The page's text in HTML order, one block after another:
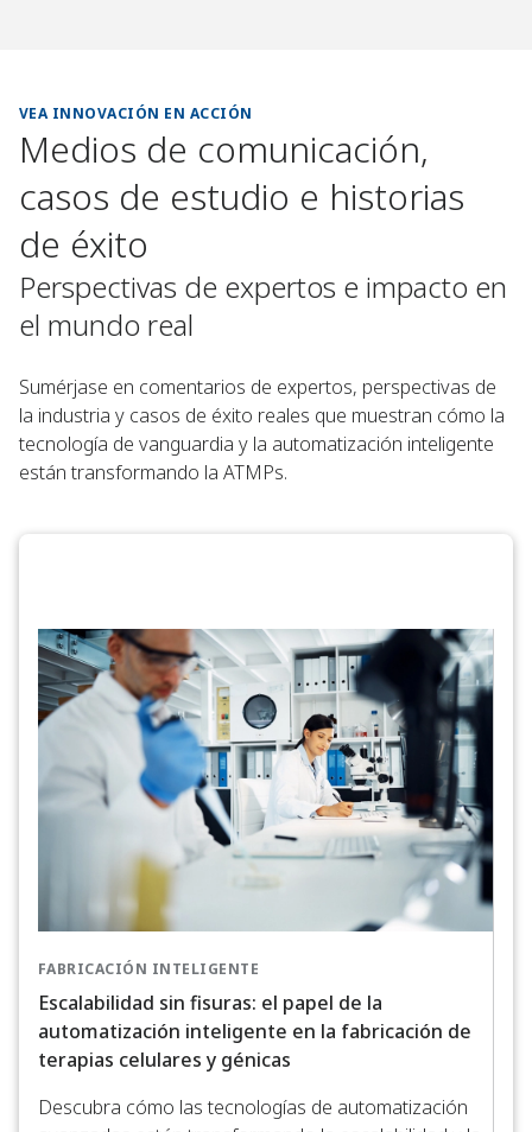
VEA INNOVACIÓN EN ACCIÓN
Medios de comunicación,
casos de estudio e historias
de éxito
Perspectivas de expertos e impacto en
el mundo real
Sumérjase en comentarios de expertos, perspectivas de
la industria y casos de éxito reales que muestran cómo la
tecnología de vanguardia y la automatización inteligente
están transformando la ATMPs.
FABRICACIÓN INTELIGENTE
Escalabilidad sin fisuras: el papel de la
automatización inteligente en la fabricación de
terapias celulares y génicas
Descubra cómo las tecnologías de automatización